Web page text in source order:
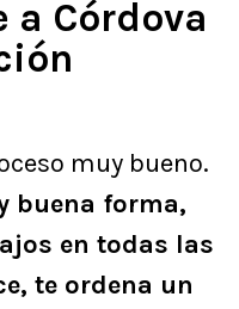
a Córdova
muy bueno.
buena forma,
en todas las
te ordena un